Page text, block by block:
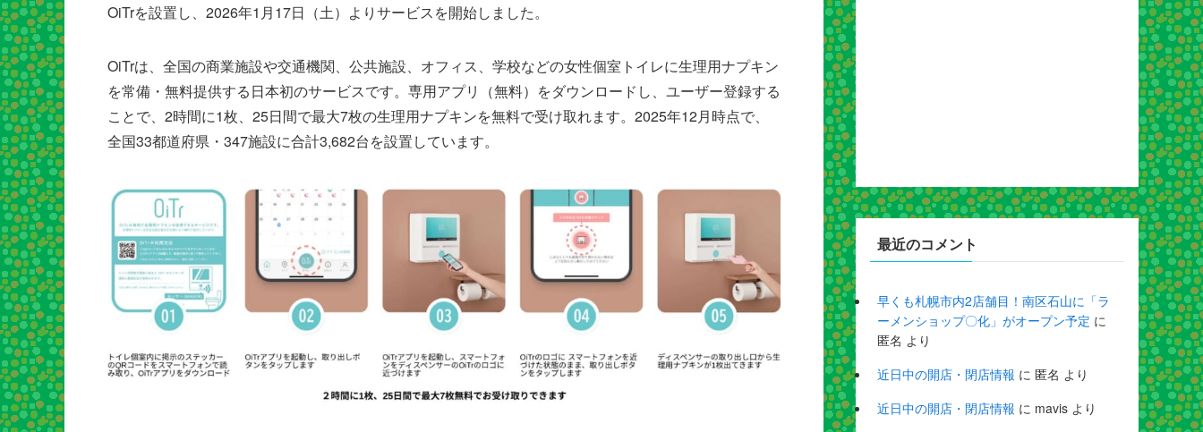
OiTrを設置し、2026年1月17日（土）よりサービスを開始しました。
OiTrは、全国の商業施設や交通機関、公共施設、オフィス、学校などの女性個室トイレに生理用ナプキン
を常備・無料提供する日本初のサービスです。専用アプリ（無料）をダウンロードし、ユーザー登録する
ことで、2時間に1枚、25日間で最大7枚の生理用ナプキンを無料で受け取れます。2025年12月時点で、
全国33都道府県・347施設に合計3,682台を設置しています。
最近のコメント
早くも札幌市内2店舗目！南区石山に「ラ
ーメンショップ〇化」がオープン予定 に
匿名 より
近日中の開店・閉店情報 に 匿名 より
近日中の開店・閉店情報 に mavis より